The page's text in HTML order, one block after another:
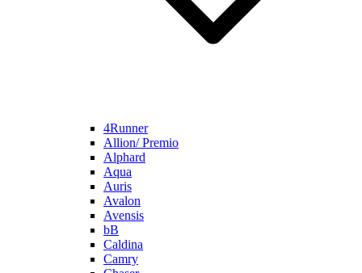
4Runner
Allion/ Premio
Alphard
Aqua
Auris
Avalon
Avensis
bB
Caldina
Camry